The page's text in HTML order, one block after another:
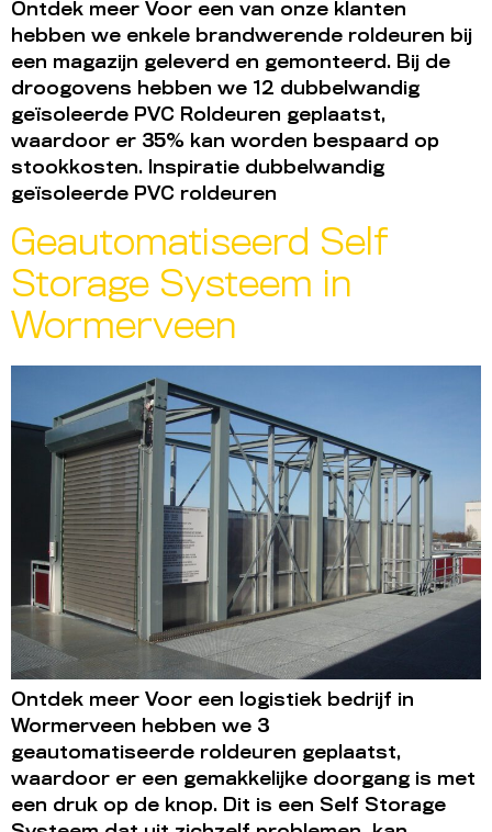
Ontdek meer Voor een van onze klanten
hebben we enkele brandwerende roldeuren bij
een magazijn geleverd en gemonteerd. Bij de
droogovens hebben we 12 dubbelwandig
geïsoleerde PVC Roldeuren geplaatst,
waardoor er 35% kan worden bespaard op
stookkosten. Inspiratie dubbelwandig
geïsoleerde PVC roldeuren
Geautomatiseerd Self
Storage Systeem in
Wormerveen
Ontdek meer Voor een logistiek bedrijf in
Wormerveen hebben we 3
geautomatiseerde roldeuren geplaatst,
waardoor er een gemakkelijke doorgang is met
een druk op de knop. Dit is een Self Storage